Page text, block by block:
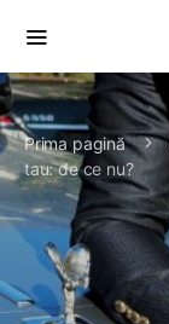
Prima pagină
tau: de ce nu?